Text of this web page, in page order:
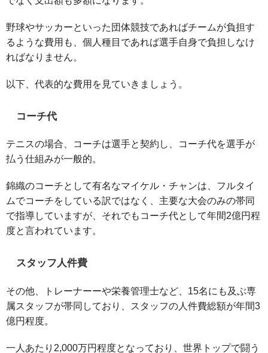
野球やサッカーといった団体競技であればチームが負担す
るような費用も、個人種目であれば選手自身で負担しなけ
ればなりません。
以下、代表的な費用を見ていきましょう。
コーチ代
テニスの場合、コーチは選手と契約し、コーチ代を選手が
払う仕組みが一般的。
錦織のコーチとして有名なマイケル・チャンは、フルタイ
ムでコーチをしている訳ではなく、主要な大会のみの帯同
で指導していますが、それでもコーチ代として年間2億円程
度と言われています。
スタッフ人件費
その他、トレーナーーや栄養管理士など、15名にも及ぶ専
属スタッフが帯同しており、スタッフの人件費総額が年間3
億円程度。
一人あたり2,000万円程度となっており、世界トップで闘う